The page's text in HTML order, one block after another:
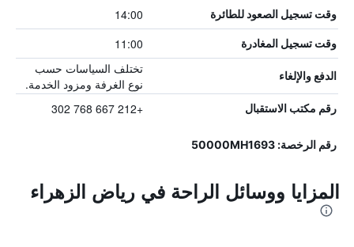
وقت تسجيل الصعود للطائرة 14:00
وقت تسجيل المغادرة 11:00
الدفع والإلغاء
تختلف السياسات حسب
نوع الغرفة ومزود الخدمة.
رقم مكتب الاستقبال +212 667 768 302
رقم الرخصة: 50000MH1693
المزايا ووسائل الراحة في رياض الزهراء